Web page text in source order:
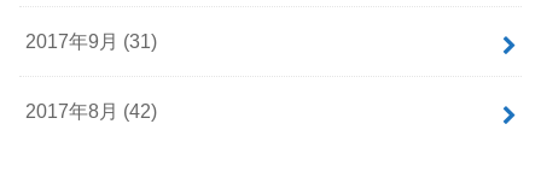
2017年9月 (31)
2017年8月 (42)